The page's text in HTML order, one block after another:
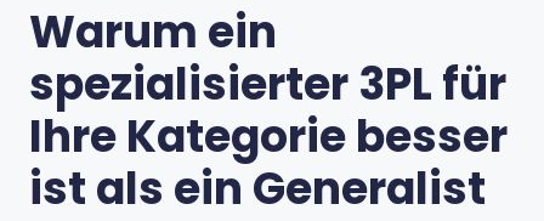
Warum ein
spezialisierter 3PL für
Ihre Kategorie besser
ist als ein Generalist